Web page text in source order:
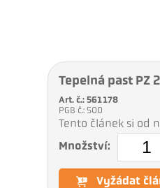
Tepelná past PZ
Art. č.: 561178
PGB č.: 500
Tento článek si od
Množství:
Vyžádat